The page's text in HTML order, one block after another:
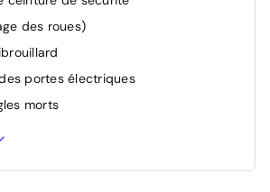
des roues)
portes électriques
morts
de trajectoire (ESP) et aide au
d'urgence (A.F.U.)